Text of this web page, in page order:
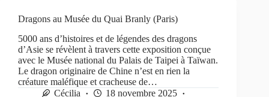
Dragons au Musée du Quai Branly (Paris)
5000 ans d’histoires et de légendes des dragons
d’Asie se révèlent à travers cette exposition conçue
avec le Musée national du Palais de Taipei à Taïwan.
Le dragon originaire de Chine n’est en rien la
créature maléfique et cracheuse de…
Cécilia
18 novembre 2025